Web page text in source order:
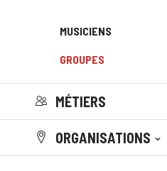
MUSICIENS
GROUPES
MÉTIERS
ORGANISATIONS